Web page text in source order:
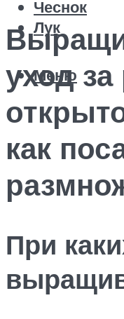
Чеснок
Лук
Меню
уход
как
При